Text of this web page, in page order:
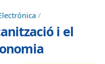
/
i el